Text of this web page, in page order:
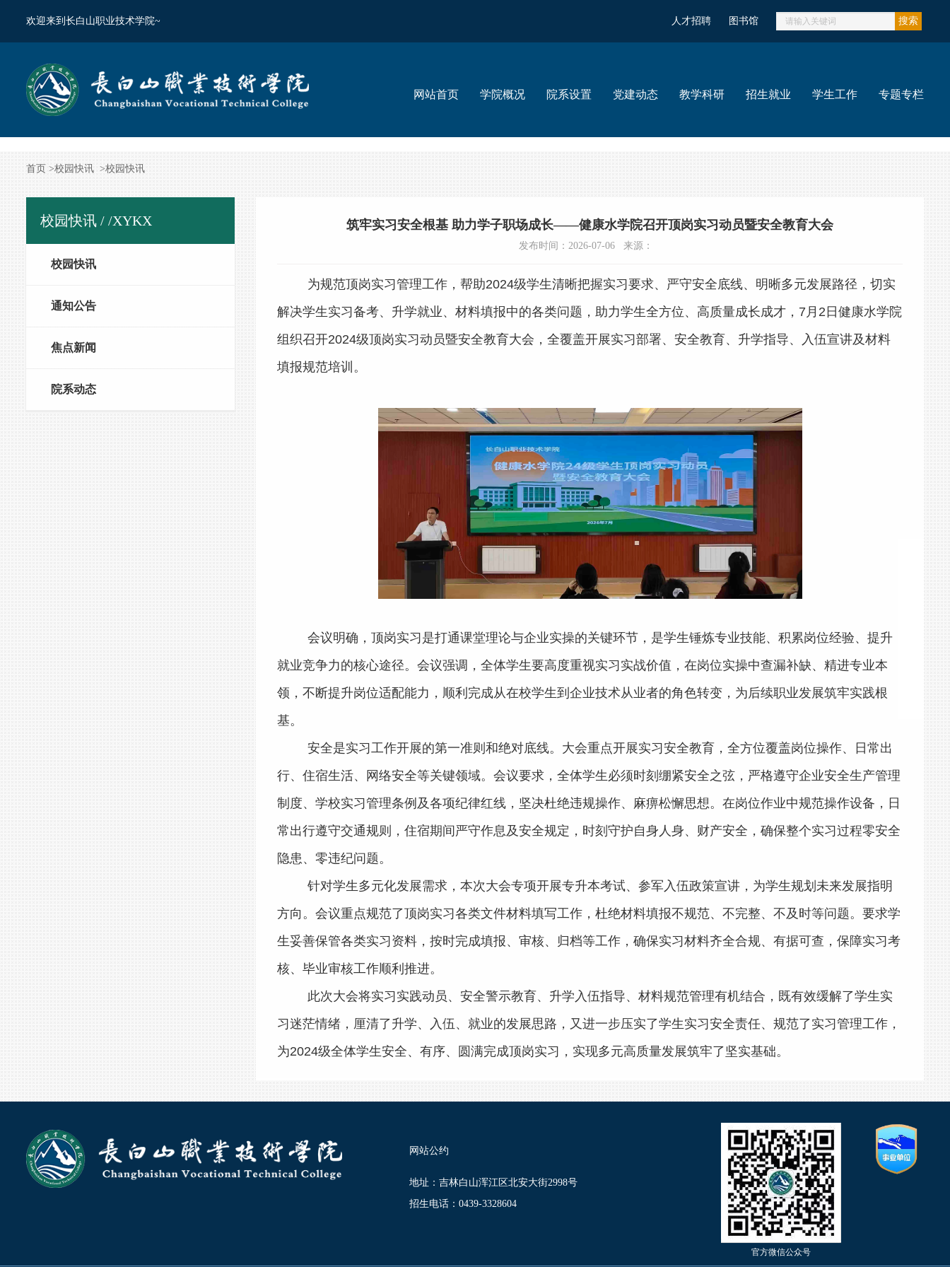
欢迎来到长白山职业技术学院~ 人才招聘 图书馆 搜索
网站首页 学院概况 院系设置 党建动态 教学科研 招生就业 学生工作 专题专栏
首页 >校园快讯 >校园快讯
校园快讯 / /XYKX
校园快讯
通知公告
焦点新闻
院系动态
筑牢实习安全根基 助力学子职场成长——健康水学院召开顶岗实习动员暨安全教育大会
发布时间：2026-07-06 来源：
为规范顶岗实习管理工作，帮助2024级学生清晰把握实习要求、严守安全底线、明晰多元发展路径，切实
解决学生实习备考、升学就业、材料填报中的各类问题，助力学生全方位、高质量成长成才，7月2日健康水学院
组织召开2024级顶岗实习动员暨安全教育大会，全覆盖开展实习部署、安全教育、升学指导、入伍宣讲及材料
填报规范培训。
会议明确，顶岗实习是打通课堂理论与企业实操的关键环节，是学生锤炼专业技能、积累岗位经验、提升
就业竞争力的核心途径。会议强调，全体学生要高度重视实习实战价值，在岗位实操中查漏补缺、精进专业本
领，不断提升岗位适配能力，顺利完成从在校学生到企业技术从业者的角色转变，为后续职业发展筑牢实践根
基。
安全是实习工作开展的第一准则和绝对底线。大会重点开展实习安全教育，全方位覆盖岗位操作、日常出
行、住宿生活、网络安全等关键领域。会议要求，全体学生必须时刻绷紧安全之弦，严格遵守企业安全生产管理
制度、学校实习管理条例及各项纪律红线，坚决杜绝违规操作、麻痹松懈思想。在岗位作业中规范操作设备，日
常出行遵守交通规则，住宿期间严守作息及安全规定，时刻守护自身人身、财产安全，确保整个实习过程零安全
隐患、零违纪问题。
针对学生多元化发展需求，本次大会专项开展专升本考试、参军入伍政策宣讲，为学生规划未来发展指明
方向。会议重点规范了顶岗实习各类文件材料填写工作，杜绝材料填报不规范、不完整、不及时等问题。要求学
生妥善保管各类实习资料，按时完成填报、审核、归档等工作，确保实习材料齐全合规、有据可查，保障实习考
核、毕业审核工作顺利推进。
此次大会将实习实践动员、安全警示教育、升学入伍指导、材料规范管理有机结合，既有效缓解了学生实
习迷茫情绪，厘清了升学、入伍、就业的发展思路，又进一步压实了学生实习安全责任、规范了实习管理工作，
为2024级全体学生安全、有序、圆满完成顶岗实习，实现多元高质量发展筑牢了坚实基础。
网站公约
地址：吉林白山浑江区北安大街2998号
招生电话：0439-3328604
官方微信公众号